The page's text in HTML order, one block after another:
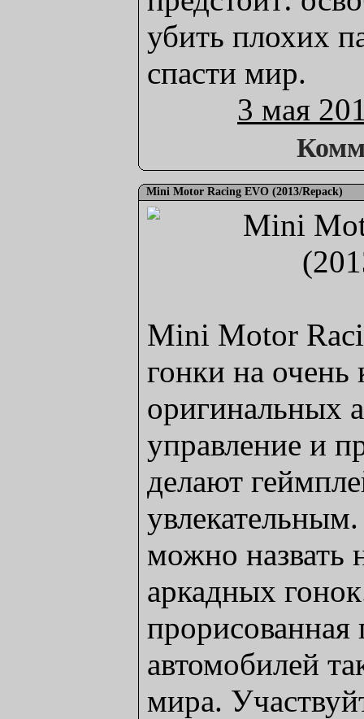
убить плохих
спасти мир.
3 мая
Mini Motor Racing EVO (2013/Repack)
Mini Motor
гонки на очень
оригинальных
управление и
делают
можно назвать
аркадных
прорисованная
автомобилей
мира.